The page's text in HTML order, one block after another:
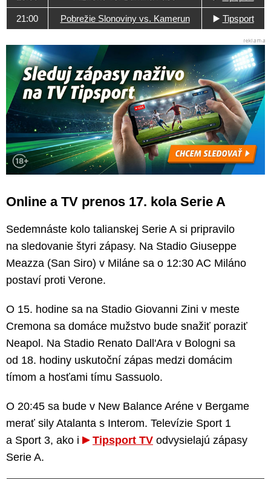
21:00 Pobrežie Slonoviny vs. Kamerun ▶️ Tipsport
Online a TV prenos 17. kola Serie A
Sedemnáste kolo talianskej Serie A si pripravilo
na sledovanie štyri zápasy. Na Stadio Giuseppe
Meazza (San Siro) v Miláne sa o 12:30 AC Miláno
postaví proti Verone.
O 15. hodine sa na Stadio Giovanni Zini v meste
Cremona sa domáce mužstvo bude snažiť poraziť
Neapol. Na Stadio Renato Dall'Ara v Bologni sa
od 18. hodiny uskutoční zápas medzi domácim
tímom a hosťami tímu Sassuolo.
O 20:45 sa bude v New Balance Aréne v Bergame
merať sily Atalanta s Interom. Televízie Sport 1
a Sport 3, ako i
Tipsport TV odvysielajú zápasy
Serie A.